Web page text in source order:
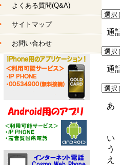
通
通
よくある質問(Q&A)
サイトマップ
お問い合わせ